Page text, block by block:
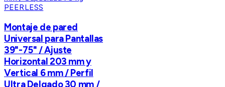
PEERLESS
Montaje de pared
Universal para Pantallas
39"-75" / Ajuste
Horizontal 203 mm y
Vertical 6 mm / Perfil
Ultra Delgado 30 mm /